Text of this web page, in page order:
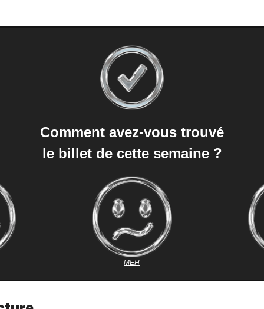
Comment avez-vous trouvé
le billet de cette semaine ?
MEH